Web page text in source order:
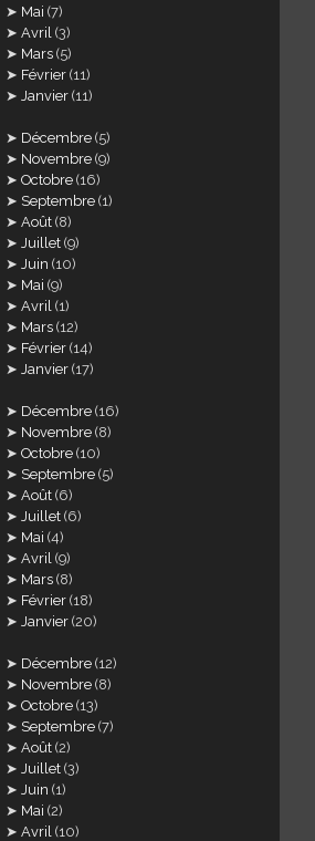
Mai (7)
Avril (3)
Mars (5)
Février (11)
Janvier (11)
Décembre (5)
Novembre (9)
Octobre (16)
Septembre (1)
Août (8)
Juillet (9)
Juin (10)
Mai (9)
Avril (1)
Mars (12)
Février (14)
Janvier (17)
Décembre (16)
Novembre (8)
Octobre (10)
Septembre (5)
Août (6)
Juillet (6)
Mai (4)
Avril (9)
Mars (8)
Février (18)
Janvier (20)
Décembre (12)
Novembre (8)
Octobre (13)
Septembre (7)
Août (2)
Juillet (3)
Juin (1)
Mai (2)
Avril (10)